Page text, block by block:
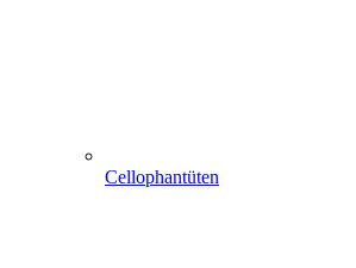
Cellophantüten